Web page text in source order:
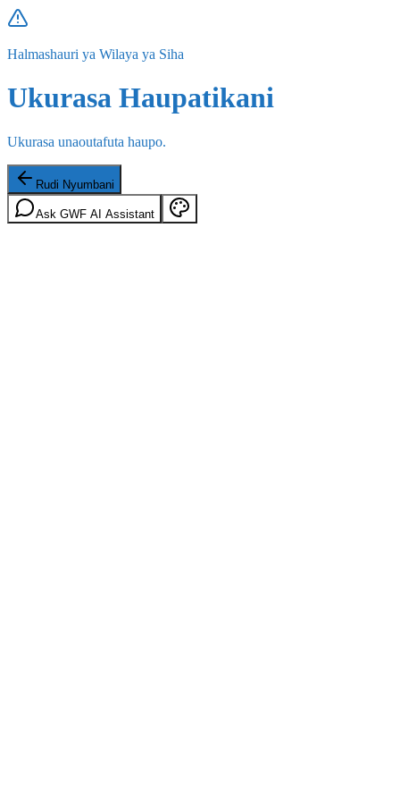
Halmashauri ya Wilaya ya Siha
Ukurasa Haupatikani
Ukurasa unaoutafuta haupo.
Rudi Nyumbani
Ask GWF AI Assistant